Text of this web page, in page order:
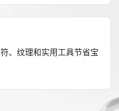
、纹理和实用工具节省宝